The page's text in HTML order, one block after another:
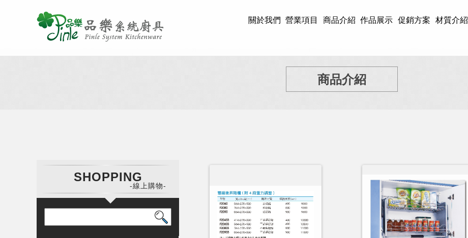
關於我們 營業項目 商品介紹 作品展示 促銷方案 材質介紹
商品介紹
SHOPPING
-線上購物-